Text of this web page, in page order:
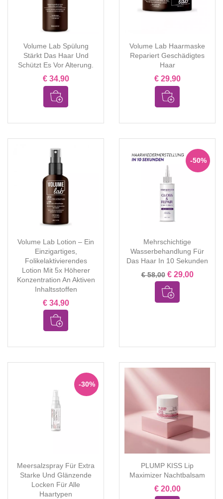
Volume Lab Spülung
Stärkt Das Haar Und
Schützt Es Vor Alterung.
€ 34,90
Volume Lab Haarmaske
Repariert Geschädigtes
Haar
€ 29,90
Volume Lab Lotion – Ein
Einzigartiges,
Folikelaktivierendes
Lotion Mit 5x Höherer
Konzentration An Aktiven
Inhaltsstoffen
€ 34,90
Mehrschichtige
Wasserbehandlung Für
Das Haar In 10 Sekunden
€ 58,00 € 29,00
-50%
Meersalzspray Für Extra
Starke Und Glänzende
Locken Für Alle
Haartypen
-30%
PLUMP KISS Lip
Maximizer Nachtbalsam
€ 20,00